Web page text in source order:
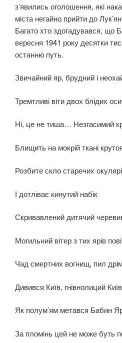
з’явились оголошення, які
міста негайно прийти до
Багато хто здогадувався,
вересня 1941 року десятки
останню путь.
Звичайний яр, брудний і
Тремтливі віти двох блідих
Ні, це не тиша… Незгасимий
Блищить на мокрій ткані
Розбите скло старечих
І дотліває кинутий набік
Скривавлений дитячий
Могильний вітер з тих ярів
Чад смертних вогнищ, пил
Дивився Київ, гнівнолиций
Як полум’ям метався Бабин
За пломінь цей не може буть